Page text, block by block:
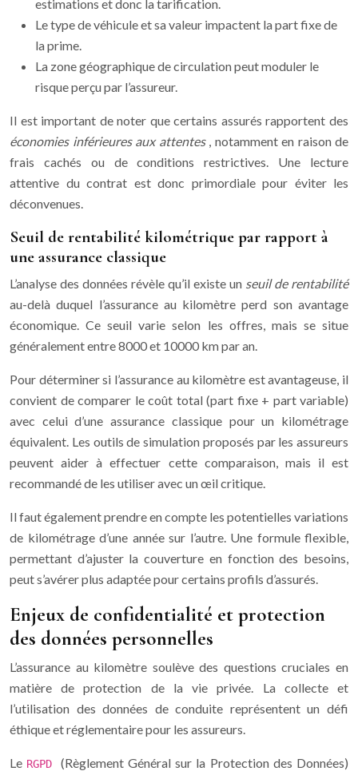
estimations et donc la tarification.
Le type de véhicule et sa valeur impactent la part fixe de
la prime.
La zone géographique de circulation peut moduler le
risque perçu par l’assureur.
Il est important de noter que certains assurés rapportent des
économies inférieures aux attentes , notamment en raison de
frais cachés ou de conditions restrictives. Une lecture
attentive du contrat est donc primordiale pour éviter les
déconvenues.
Seuil de rentabilité kilométrique par rapport à
une assurance classique
L’analyse des données révèle qu’il existe un seuil de rentabilité
au-delà duquel l’assurance au kilomètre perd son avantage
économique. Ce seuil varie selon les offres, mais se situe
généralement entre 8000 et 10000 km par an.
Pour déterminer si l’assurance au kilomètre est avantageuse, il
convient de comparer le coût total (part fixe + part variable)
avec celui d’une assurance classique pour un kilométrage
équivalent. Les outils de simulation proposés par les assureurs
peuvent aider à effectuer cette comparaison, mais il est
recommandé de les utiliser avec un œil critique.
Il faut également prendre en compte les potentielles variations
de kilométrage d’une année sur l’autre. Une formule flexible,
permettant d’ajuster la couverture en fonction des besoins,
peut s’avérer plus adaptée pour certains profils d’assurés.
Enjeux de confidentialité et protection
des données personnelles
L’assurance au kilomètre soulève des questions cruciales en
matière de protection de la vie privée. La collecte et
l’utilisation des données de conduite représentent un défi
éthique et réglementaire pour les assureurs.
Le RGPD (Règlement Général sur la Protection des Données)